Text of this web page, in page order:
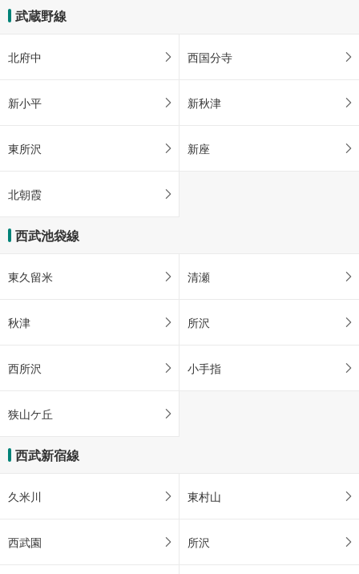
武蔵野線
北府中 西国分寺
新小平 新秋津
東所沢 新座
北朝霞
西武池袋線
東久留米 清瀬
秋津 所沢
西所沢 小手指
狭山ケ丘
西武新宿線
久米川 東村山
西武園 所沢